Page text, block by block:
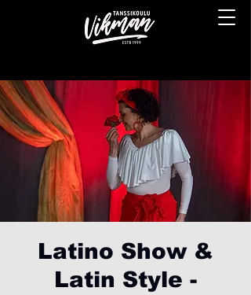
Latino Show &
Latin Style -